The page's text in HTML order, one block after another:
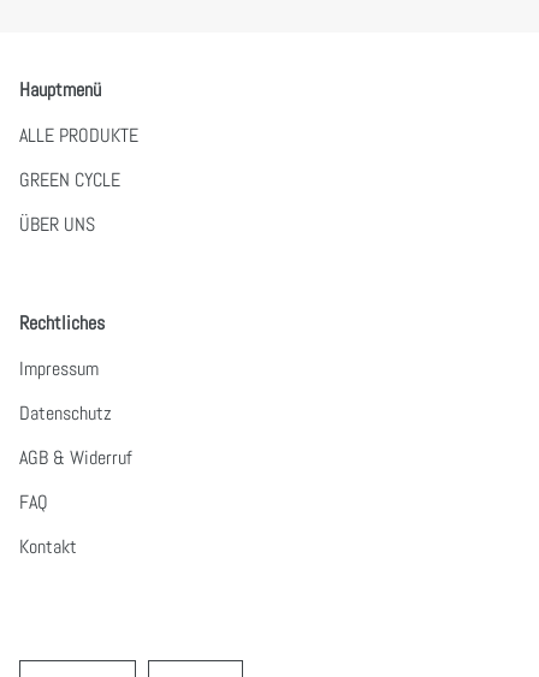
Hauptmenü
ALLE PRODUKTE
GREEN CYCLE
ÜBER UNS
Rechtliches
Impressum
Datenschutz
AGB & Widerruf
FAQ
Kontakt